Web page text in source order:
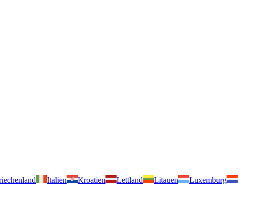
Italien Kroatien Lettland Litauen
Luxemburg